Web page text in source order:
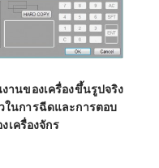
านของเครื่องขึ้นรูปจริง
ในการฉีดและการตอบ
เครื่องจักร